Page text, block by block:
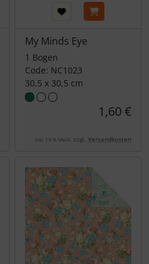
My Minds Eye
1 Bogen
Code: NC1023
30,5 x 30,5 cm
1,60 €
inkl. 19 % MwSt. zzgl. Versandkosten